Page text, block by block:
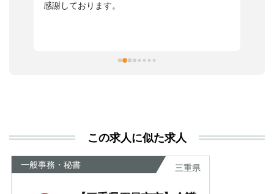
感謝しております。
が
この求人に似た求人
一般事務・秘書 三重県